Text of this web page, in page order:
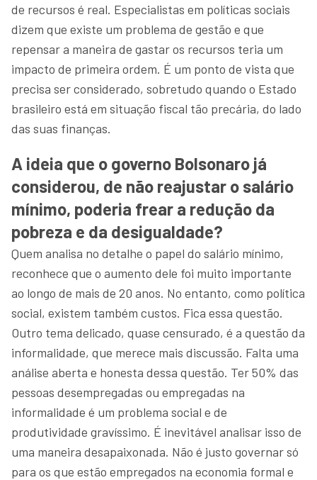
de recursos é real. Especialistas em políticas sociais
dizem que existe um problema de gestão e que
repensar a maneira de gastar os recursos teria um
impacto de primeira ordem. É um ponto de vista que
precisa ser considerado, sobretudo quando o Estado
brasileiro está em situação fiscal tão precária, do lado
das suas finanças.
A ideia que o governo Bolsonaro já
considerou, de não reajustar o salário
mínimo, poderia frear a redução da
pobreza e da desigualdade?
Quem analisa no detalhe o papel do salário mínimo,
reconhece que o aumento dele foi muito importante
ao longo de mais de 20 anos. No entanto, como política
social, existem também custos. Fica essa questão.
Outro tema delicado, quase censurado, é a questão da
informalidade, que merece mais discussão. Falta uma
análise aberta e honesta dessa questão. Ter 50% das
pessoas desempregadas ou empregadas na
informalidade é um problema social e de
produtividade gravíssimo. É inevitável analisar isso de
uma maneira desapaixonada. Não é justo governar só
para os que estão empregados na economia formal e